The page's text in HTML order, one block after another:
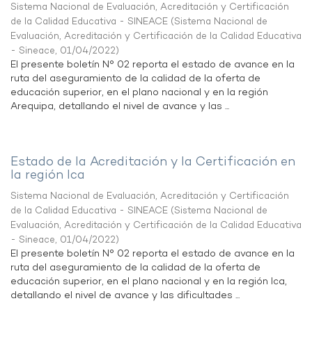
Sistema Nacional de Evaluación, Acreditación y Certificación
de la Calidad Educativa - SINEACE (Sistema Nacional de
Evaluación, Acreditación y Certificación de la Calidad Educativa
- Sineace, 01/04/2022)
El presente boletín N° 02 reporta el estado de avance en la
ruta del aseguramiento de la calidad de la oferta de
educación superior, en el plano nacional y en la región
Arequipa, detallando el nivel de avance y las ...
Estado de la Acreditación y la Certificación en
la región Ica
Sistema Nacional de Evaluación, Acreditación y Certificación
de la Calidad Educativa - SINEACE (Sistema Nacional de
Evaluación, Acreditación y Certificación de la Calidad Educativa
- Sineace, 01/04/2022)
El presente boletín N° 02 reporta el estado de avance en la
ruta del aseguramiento de la calidad de la oferta de
educación superior, en el plano nacional y en la región Ica,
detallando el nivel de avance y las dificultades ...